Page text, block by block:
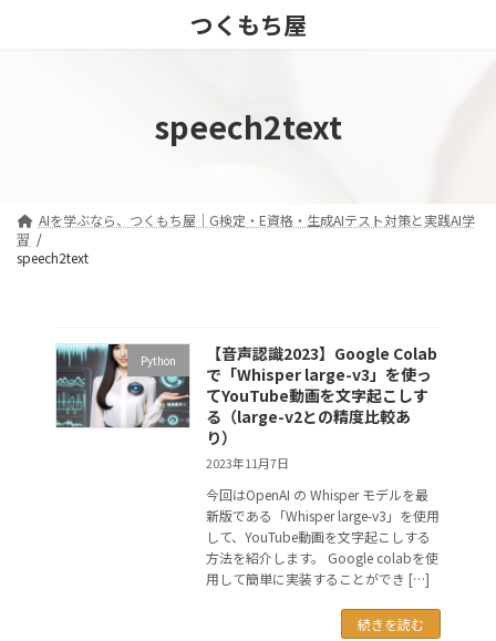
つくもち屋
speech2text
AIを学ぶなら、つくもち屋｜G検定・E資格・生成AIテスト対策と実践AI学
習
speech2text
Python
【音声認識2023】Google Colab
で「Whisper large-v3」を使っ
てYouTube動画を文字起こしす
る（large-v2との精度比較あ
り）
2023年11月7日
今回はOpenAI の Whisper モデルを最
新版である「Whisper large-v3」を使用
して、YouTube動画を文字起こしする
方法を紹介します。 Google colabを使
用して簡単に実装することができ […]
続きを読む